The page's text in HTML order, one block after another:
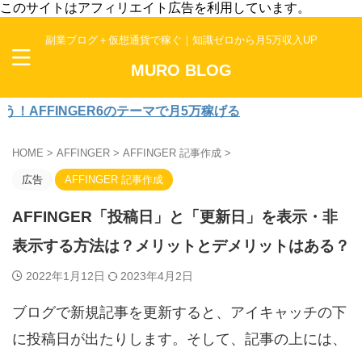
このサイトはアフィリエイト広告を利用しています。
副業ブログ＋仮想通貨で稼ぐ｜知識ゼロから月5万収入UP
MURO BLOG
のテーマで月5万稼げる
HOME > AFFINGER > AFFINGER 記事作成 >
広告 AFFINGER 記事作成
AFFINGER「投稿日」と「更新日」を表示・非
表示する方法は？メリットとデメリットはある？
2022年1月12日 2023年4月2日
ブログで新規記事を更新すると、アイキャッチの下
に投稿日が出たりします。そして、記事の上には、